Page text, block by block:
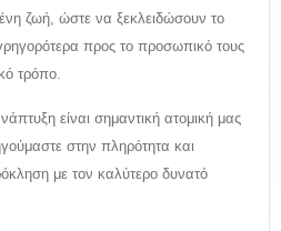
ζωή, ώστε να ξεκλειδώσουν το
προς το προσωπικό τους
τρόπο.
είναι σημαντική ατομική μας
στην πληρότητα και
με τον καλύτερο δυνατό